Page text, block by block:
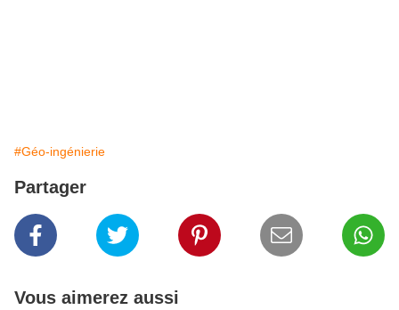
#Géo-ingénierie
Partager
Vous aimerez aussi